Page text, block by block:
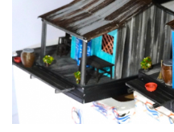
Sức khỏe
Dinh dưỡng - món ngon
Cây thuốc
Sản phụ khoa
Nhi khoa
Nam khoa
Làm đẹp - giảm cân